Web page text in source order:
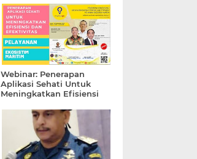
Webinar: Penerapan
Aplikasi Sehati Untuk
Meningkatkan Efisiensi
Ekosistim Maritim